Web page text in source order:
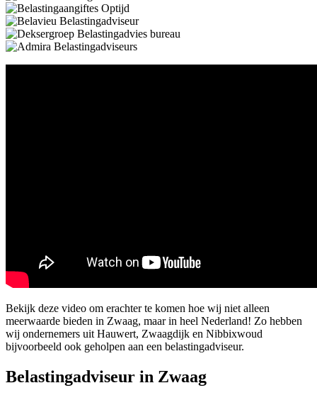
Bekijk deze video om erachter te komen hoe wij niet alleen
meerwaarde bieden in Zwaag, maar in heel Nederland! Zo hebben
wij ondernemers uit Hauwert, Zwaagdijk en Nibbixwoud
bijvoorbeeld ook geholpen aan een belastingadviseur.
Belastingadviseur in Zwaag